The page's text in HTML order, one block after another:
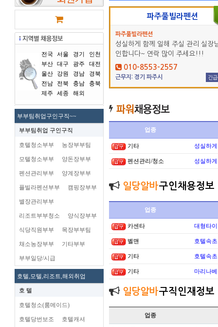
전국 서울 경기
인천
부산 대구 광주
대전
울산
강원 경남
경북
전남
전북 충남
충북
제주
세종 해외
부부팀취업구인구직~~
부부팀취업 구인구직
호텔청소부부 농장부부팀
모텔청소부부 양돈장부부
펜션관리부부 양계장부부
플빌라펜션부부 캠핑장부부
별장관리부부
리조트부부청소 양식장부부
식당직원부부 목장부부팀
채소농장부부 기타부부
부부일당/시급
호텔,모텔,리조트,해외취업
호 텔
호텔청소(룸메이드)
호텔당번보조 호텔캐셔
파주풀빌라펜션
파주풀빌라펜션
성실하게 함께 일해 주실 관리 실장
인합니다~ 연락 많이 주세요!!!
010-8553-2557
근무지: 경기 파주시 긴
업종
기타 성실하
펜션관리/청소 성실하
일당알바구인채용정보
업종
카센타 대형타
벨맨 호텔속
기타 호텔속
기타 마리나
일당알바구직인재정보
업종